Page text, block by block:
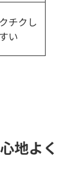
チクし
い
地よく